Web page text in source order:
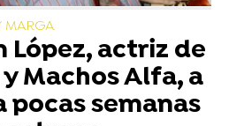
MARGA
López, actriz de
Machos Alfa, a
pocas semanas